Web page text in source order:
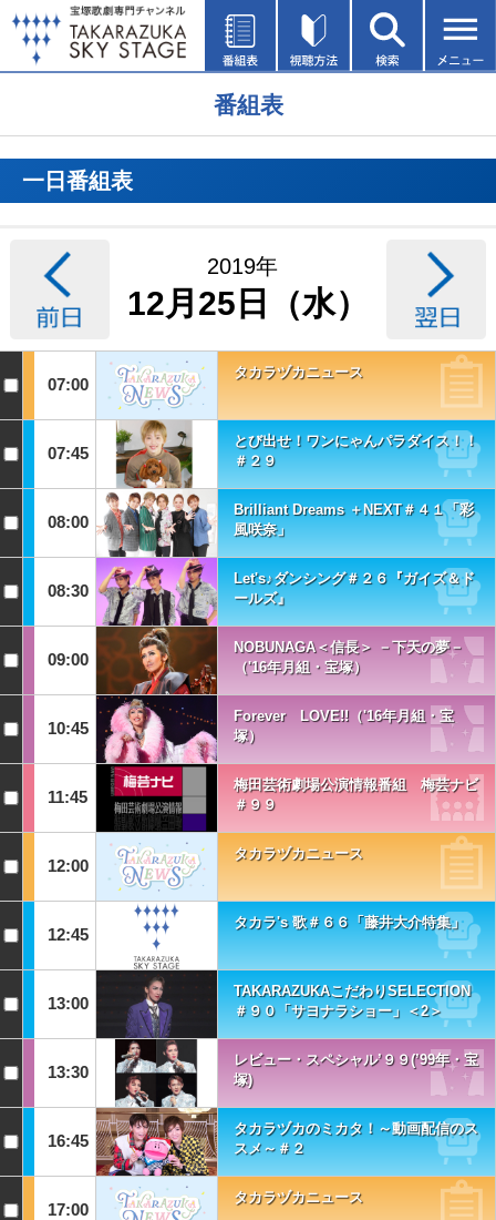
番組表
一日番組表
2019年
12月25日（水）
07:00
タカラヅカニュース
07:45
とび出せ！ワンにゃんパラダイス！！
＃２９
08:00
Brilliant Dreams ＋NEXT＃４１「彩
風咲奈」
08:30
Let's♪ダンシング＃２６『ガイズ＆ド
ールズ』
09:00
NOBUNAGA＜信長＞ －下天の夢－
（'16年月組・宝塚）
10:45
Forever LOVE!!（'16年月組・宝
塚）
11:45
梅田芸術劇場公演情報番組 梅芸ナビ
＃９９
12:00
タカラヅカニュース
12:45
タカラ's 歌＃６６「藤井大介特集」
13:00
TAKARAZUKAこだわりSELECTION
＃９０「サヨナラショー」＜2＞
13:30
レビュー・スペシャル’９９(’99年・宝
塚)
16:45
タカラヅカのミカタ！～動画配信のス
スメ～＃２
17:00
タカラヅカニュース